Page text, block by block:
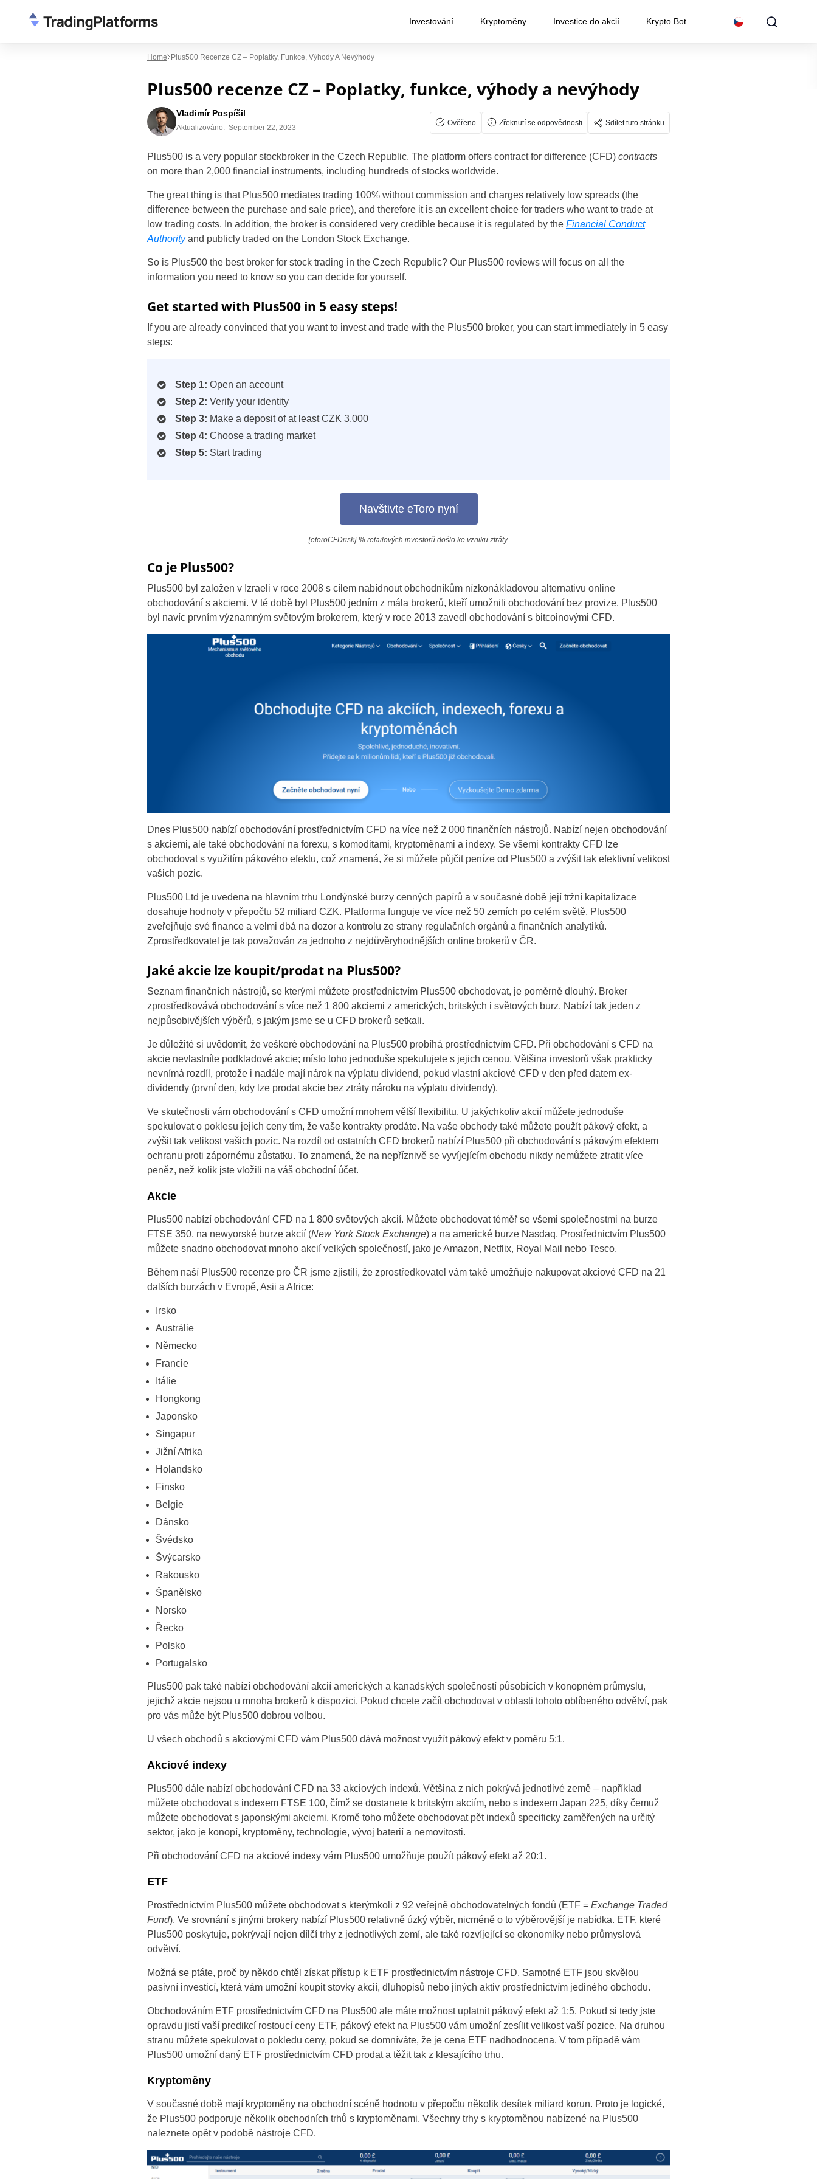
Investování Kryptoměny Investice do akcií Krypto Bot
Czechia
United States
Russia
Sweden
Thailand
Turkey
Home Plus500 Recenze CZ – Poplatky, Funkce, Výhody A Nevýhody
Plus500 recenze CZ – Poplatky, funkce, výhody a nevýhody
Vladimír Pospíšil
Aktualizováno: September 22, 2023
Ověřeno Zřeknutí se odpovědnosti Sdílet tuto stránku
Plus500 is a very popular stockbroker in the Czech Republic. The platform offers contract for difference (CFD) contracts
on more than 2,000 financial instruments, including hundreds of stocks worldwide.
The great thing is that Plus500 mediates trading 100% without commission and charges relatively low spreads (the
difference between the purchase and sale price), and therefore it is an excellent choice for traders who want to trade at
low trading costs. In addition, the broker is considered very credible because it is regulated by the Financial Conduct
Authorityand publicly traded on the London Stock Exchange.
So is Plus500 the best broker for stock trading in the Czech Republic? Our Plus500 reviews will focus on all the
information you need to know so you can decide for yourself.
Get started with Plus500 in 5 easy steps!
If you are already convinced that you want to invest and trade with the Plus500 broker, you can start immediately in 5 easy
steps:
Step 1: Open an account
Step 2: Verify your identity
Step 3: Make a deposit of at least CZK 3,000
Step 4: Choose a trading market
Step 5: Start trading
Navštivte eToro nyní
{etoroCFDrisk} % retailových investorů došlo ke vzniku ztráty.
Co je Plus500?
Plus500 byl založen v Izraeli v roce 2008 s cílem nabídnout obchodníkům nízkonákladovou alternativu online
obchodování s akciemi. V té době byl Plus500 jedním z mála brokerů, kteří umožnili obchodování bez provize. Plus500
byl navíc prvním významným světovým brokerem, který v roce 2013 zavedl obchodování s bitcoinovými CFD.
Dnes Plus500 nabízí obchodování prostřednictvím CFD na více než 2 000 finančních nástrojů. Nabízí nejen obchodování
s akciemi, ale také obchodování na forexu, s komoditami, kryptoměnami a indexy. Se všemi kontrakty CFD lze
obchodovat s využitím pákového efektu, což znamená, že si můžete půjčit peníze od Plus500 a zvýšit tak efektivní velikost
vašich pozic.
Plus500 Ltd je uvedena na hlavním trhu Londýnské burzy cenných papírů a v současné době její tržní kapitalizace
dosahuje hodnoty v přepočtu 52 miliard CZK. Platforma funguje ve více než 50 zemích po celém světě. Plus500
zveřejňuje své finance a velmi dbá na dozor a kontrolu ze strany regulačních orgánů a finančních analytiků.
Zprostředkovatel je tak považován za jednoho z nejdůvěryhodnějších online brokerů v ČR.
Jaké akcie lze koupit/prodat na Plus500?
Seznam finančních nástrojů, se kterými můžete prostřednictvím Plus500 obchodovat, je poměrně dlouhý. Broker
zprostředkovává obchodování s více než 1 800 akciemi z amerických, britských i světových burz. Nabízí tak jeden z
nejpůsobivějších výběrů, s jakým jsme se u CFD brokerů setkali.
Je důležité si uvědomit, že veškeré obchodování na Plus500 probíhá prostřednictvím CFD. Při obchodování s CFD na
akcie nevlastníte podkladové akcie; místo toho jednoduše spekulujete s jejich cenou. Většina investorů však prakticky
nevnímá rozdíl, protože i nadále mají nárok na výplatu dividend, pokud vlastní akciové CFD v den před datem ex-
dividendy (první den, kdy lze prodat akcie bez ztráty nároku na výplatu dividendy).
Ve skutečnosti vám obchodování s CFD umožní mnohem větší flexibilitu. U jakýchkoliv akcií můžete jednoduše
spekulovat o poklesu jejich ceny tím, že vaše kontrakty prodáte. Na vaše obchody také můžete použít pákový efekt, a
zvýšit tak velikost vašich pozic. Na rozdíl od ostatních CFD brokerů nabízí Plus500 při obchodování s pákovým efektem
ochranu proti zápornému zůstatku. To znamená, že na nepříznivě se vyvíjejícím obchodu nikdy nemůžete ztratit více
peněz, než kolik jste vložili na váš obchodní účet.
Akcie
Plus500 nabízí obchodování CFD na 1 800 světových akcií. Můžete obchodovat téměř se všemi společnostmi na burze
FTSE 350, na newyorské burze akcií (New York Stock Exchange) a na americké burze Nasdaq. Prostřednictvím Plus500
můžete snadno obchodovat mnoho akcií velkých společností, jako je Amazon, Netflix, Royal Mail nebo Tesco.
Během naší Plus500 recenze pro ČR jsme zjistili, že zprostředkovatel vám také umožňuje nakupovat akciové CFD na 21
dalších burzách v Evropě, Asii a Africe:
Irsko
Austrálie
Německo
Francie
Itálie
Hongkong
Japonsko
Singapur
Jižní Afrika
Holandsko
Finsko
Belgie
Dánsko
Švédsko
Švýcarsko
Rakousko
Španělsko
Norsko
Řecko
Polsko
Portugalsko
Plus500 pak také nabízí obchodování akcií amerických a kanadských společností působících v konopném průmyslu,
jejichž akcie nejsou u mnoha brokerů k dispozici. Pokud chcete začít obchodovat v oblasti tohoto oblíbeného odvětví, pak
pro vás může být Plus500 dobrou volbou.
U všech obchodů s akciovými CFD vám Plus500 dává možnost využít pákový efekt v poměru 5:1.
Akciové indexy
Plus500 dále nabízí obchodování CFD na 33 akciových indexů. Většina z nich pokrývá jednotlivé země – například
můžete obchodovat s indexem FTSE 100, čímž se dostanete k britským akciím, nebo s indexem Japan 225, díky čemuž
můžete obchodovat s japonskými akciemi. Kromě toho můžete obchodovat pět indexů specificky zaměřených na určitý
sektor, jako je konopí, kryptoměny, technologie, vývoj baterií a nemovitosti.
Při obchodování CFD na akciové indexy vám Plus500 umožňuje použít pákový efekt až 20:1.
ETF
Prostřednictvím Plus500 můžete obchodovat s kterýmkoli z 92 veřejně obchodovatelných fondů (ETF = Exchange Traded
Fund). Ve srovnání s jinými brokery nabízí Plus500 relativně úzký výběr, nicméně o to výběrovější je nabídka. ETF, které
Plus500 poskytuje, pokrývají nejen dílčí trhy z jednotlivých zemí, ale také rozvíjející se ekonomiky nebo průmyslová
odvětví.
Možná se ptáte, proč by někdo chtěl získat přístup k ETF prostřednictvím nástroje CFD. Samotné ETF jsou skvělou
pasivní investicí, která vám umožní koupit stovky akcií, dluhopisů nebo jiných aktiv prostřednictvím jediného obchodu.
Obchodováním ETF prostřednictvím CFD na Plus500 ale máte možnost uplatnit pákový efekt až 1:5. Pokud si tedy jste
opravdu jistí vaší predikcí rostoucí ceny ETF, pákový efekt na Plus500 vám umožní zesílit velikost vaší pozice. Na druhou
stranu můžete spekulovat o pokledu ceny, pokud se domníváte, že je cena ETF nadhodnocena. V tom případě vám
Plus500 umožní daný ETF prostřednictvím CFD prodat a těžit tak z klesajícího trhu.
Kryptoměny
V současné době mají kryptoměny na obchodní scéně hodnotu v přepočtu několik desítek miliard korun. Proto je logické,
že Plus500 podporuje několik obchodních trhů s kryptoměnami. Všechny trhy s kryptoměnou nabízené na Plus500
naleznete opět v podobě nástroje CFD.